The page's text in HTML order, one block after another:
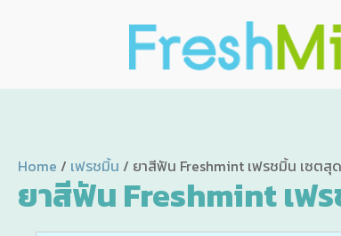
Home / เฟรชมิ้น / ยาสีฟัน Freshmint เฟรชมิ้น เซต
ยาสีฟัน Freshmint เฟ